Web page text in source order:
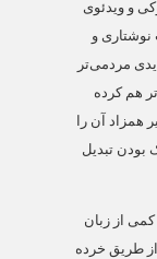
و ویدئوی
نوشتاری و
مردمی‌تر
هم کرده
همزاد آن را
بودن تبدیل
از زبان
از طریق خرده